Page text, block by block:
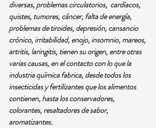
diversas, problemas circulatorios,  cardíacos,
quistes, tumores, cáncer, falta de energía,
problemas de tiroides, depresión, cansancio
crónico, irritabilidad, enojo, insomnio, mareos,
artritis, laringitis, tienen su origen, entre otras
varias causas, en el contacto con lo que la
industria química fabrica, desde todos los
insecticidas y fertilizantes que los alimentos
contienen, hasta los conservadores,
colorantes, resaltadores de sabor,
aromatizantes.